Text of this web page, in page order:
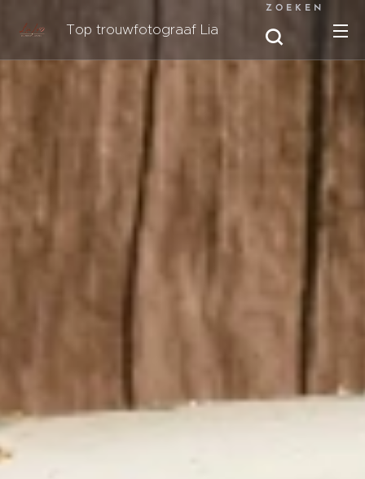
Top trouwfotograaf Lia
ZOEKEN